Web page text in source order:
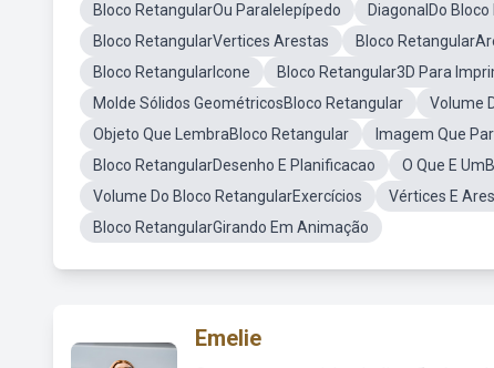
Bloco RetangularOu Paralelepípedo
DiagonalDo
Bloco RetangularVertices Arestas
Bloco
Bloco RetangularIcone
Bloco Retangular3D Para
Molde Sólidos GeométricosBloco Retangular
Volume
Objeto Que LembraBloco Retangular
Imagem Que
Bloco RetangularDesenho E Planificacao
O Que E
Volume Do Bloco RetangularExercícios
Vértices E
Bloco RetangularGirando Em Animação
Emelie